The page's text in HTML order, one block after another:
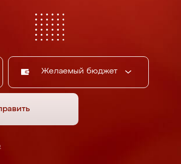
Желаемый бюджет